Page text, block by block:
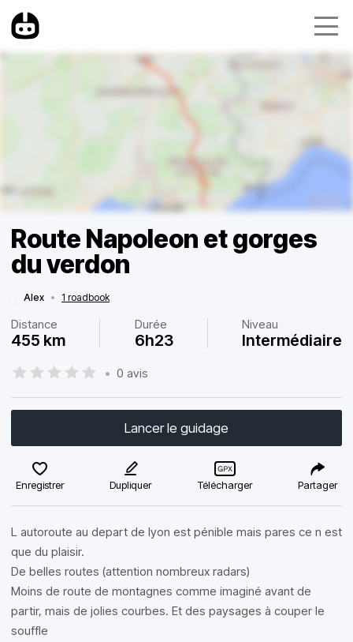
Route Napoleon et gorges
du verdon
Alex • 1 roadbook
Distance
455 km
Durée
6h23
Niveau
Intermédiaire
• 0 avis
Lancer le guidage
Enregistrer Dupliquer Télécharger Partager
L autoroute au depart de lyon est pénible mais pares ce n est
que du plaisir.
De belles routes (attention nombreux radars)
Moins de route de montagnes comme imaginé avant de
partir, mais de jolies courbes. Et des paysages à couper le
souffle